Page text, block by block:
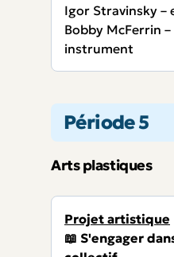
Igor Stravinsky
Bobby McFerrin
instrument
Période 5
Arts plastiques
Projet artistique
📖 S'engager